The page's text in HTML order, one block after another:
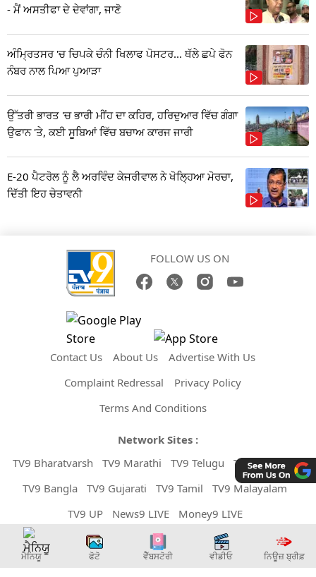
- ਮੈਂ ਅਸਤੀਫਾ ਦੇ ਦੇਵਾਂਗਾ, ਜਾਣੋ
ਅੰਮ੍ਰਿਤਸਰ 'ਚ ਚਿਪਕੇ ਚੰਨੀ ਖਿਲਾਫ ਪੋਸਟਰ... ਥੱਲੇ ਛਪੇ ਫੋਨ
ਨੰਬਰ ਨਾਲ ਪਿਆ ਪੁਆੜਾ
ਉੱਤਰੀ ਭਾਰਤ 'ਚ ਭਾਰੀ ਮੀਂਹ ਦਾ ਕਹਿਰ, ਹਰਿਦੁਆਰ ਵਿੱਚ ਗੰਗਾ
ਉਫਾਨ 'ਤੇ, ਕਈ ਸੂਬਿਆਂ ਵਿੱਚ ਬਚਾਅ ਕਾਰਜ ਜਾਰੀ
E-20 ਪੈਟਰੋਲ ਨੂੰ ਲੈ ਅਰਵਿੰਦ ਕੇਜਰੀਵਾਲ ਨੇ ਖੋਲ੍ਹਿਆ ਮੋਰਚਾ,
ਦਿੱਤੀ ਇਹ ਚੇਤਾਵਨੀ
FOLLOW US ON
Contact Us About Us
Advertise With Us
Complaint Redressal
Privacy Policy
Terms And Conditions
Network Sites :
TV9 Bharatvarsh
TV9 Marathi TV9 Telugu
TV9 Kannada
TV9 Bangla
TV9 Gujarati TV9 Tamil
TV9 Malayalam
TV9 UP
News9 LIVE Money9 LIVE
Copyright © 2026 TV9 Punjabi. All Rights Reserved.
ਮੈਨਿਯੂ
ਫੋਟੋ ਵੈੱਬਸਟੋਰੀ ਵੀਡੀਓ ਨਿਊਜ਼ ਬ੍ਰੀਫ਼